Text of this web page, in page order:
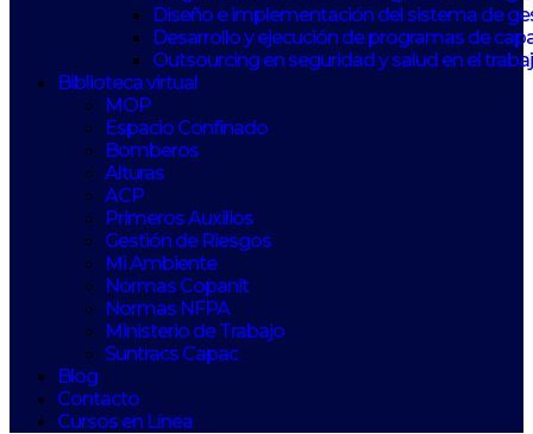
Diseño e implementación del sistema de
Desarrollo y ejecución de programas de
Outsourcing en seguridad y salud en el
Biblioteca virtual
MOP
Espacio Confinado
Bomberos
Alturas
ACP
Primeros Auxilios
Gestión de Riesgos
Mi Ambiente
Normas Copanit
Normas NFPA
Ministerio de Trabajo
Suntracs Capac
Blog
Contacto
Cursos en Línea